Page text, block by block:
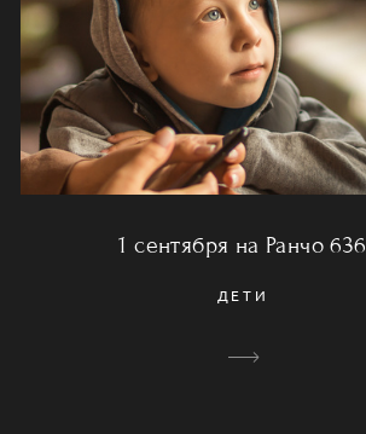
1 сентября на Ранчо 636
ДЕТИ